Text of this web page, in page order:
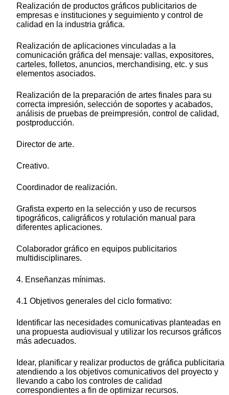
Realización de productos gráficos publicitarios de
empresas e instituciones y seguimiento y control de
calidad en la industria gráfica.
Realización de aplicaciones vinculadas a la
comunicación gráfica del mensaje: vallas, expositores,
carteles, folletos, anuncios, merchandising, etc. y sus
elementos asociados.
Realización de la preparación de artes finales para su
correcta impresión, selección de soportes y acabados,
análisis de pruebas de preimpresión, control de calidad,
postproducción.
Director de arte.
Creativo.
Coordinador de realización.
Grafista experto en la selección y uso de recursos
tipográficos, caligráficos y rotulación manual para
diferentes aplicaciones.
Colaborador gráfico en equipos publicitarios
multidisciplinares.
4. Enseñanzas mínimas.
4.1 Objetivos generales del ciclo formativo:
Identificar las necesidades comunicativas planteadas en
una propuesta audiovisual y utilizar los recursos gráficos
más adecuados.
Idear, planificar y realizar productos de gráfica publicitaria
atendiendo a los objetivos comunicativos del proyecto y
llevando a cabo los controles de calidad
correspondientes a fin de optimizar recursos.